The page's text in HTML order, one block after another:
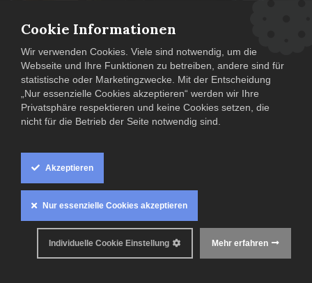
Winzergeflüster:
Weingut Meimberg
Genießen Sie einen entspannten Abend im alexxanders bei
Wein und Kerzenschein.
📅 Datum: 26. April I 18 Uhr
📍 Ort: alexxanders | Ludwig-Kirsch-Straße 9 | 09130
Cookie Informationen
Wir verwenden Cookies. Viele sind notwendig, um die
Webseite und Ihre Funktionen zu betreiben, andere sind für
statistische oder Marketingzwecke. Mit der Entscheidung
„Nur essenzielle Cookies akzeptieren“ werden wir Ihre
Privatsphäre respektieren und keine Cookies setzen, die
nicht für die Betrieb der Seite notwendig sind.
Akzeptieren
Nur essenzielle Cookies akzeptieren
Mehr erfahren
Individuelle Cookie Einstellung